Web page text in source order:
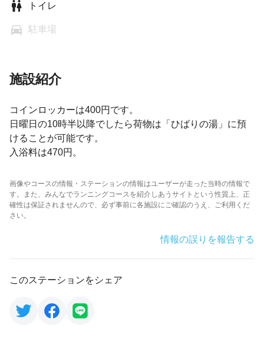
トイレ
駐車場
施設紹介
コインロッカーは400円です。
日曜日の10時半以降でしたら荷物は「ひばりの湯」に預
けることが可能です。
入浴料は470円。
画像やコースの情報・ステーションの情報はユーザーが走った当時の情報で
す。また、みんなでランニングコースを紹介しあうサイトという性質上、正
確性は保証されませんので、必ず事前に各施設にご確認のうえ、ご利用くだ
さい。
情報の誤りを報告する
このステーションをシェア